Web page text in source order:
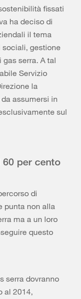
fissati
ha deciso di
il tema
gestione
serra. A tal
Servizio
la
assumersi in
sul
per cento
di
punta non alla
ma a un loro
questo
serra dovranno
al 2014,